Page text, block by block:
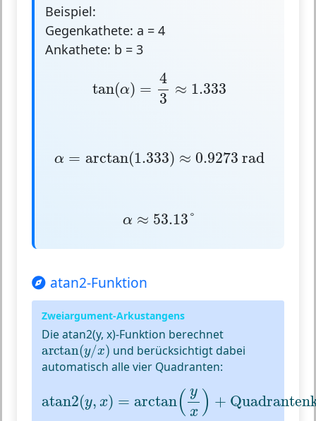
Beispiel:
Gegenkathete: a = 4
Ankathete: b = 3
tan(α) =
4
3
≈ 1.333
3
α = arctan(1.333) ≈ 0.9273 rad
arctan 1.333)≈0.9273rad
α ≈ 53.13°
α ≈ 53.13°
atan2-Funktion
Zweiargument-Arkustangens
Die atan2(y, x)-Funktion berechnet
arctan(y/x)
arctan(y/x) und berücksichtigt dabei
automatisch alle vier Quadranten:
atan2(y, x) = arctan( y
x ) +
y x) +